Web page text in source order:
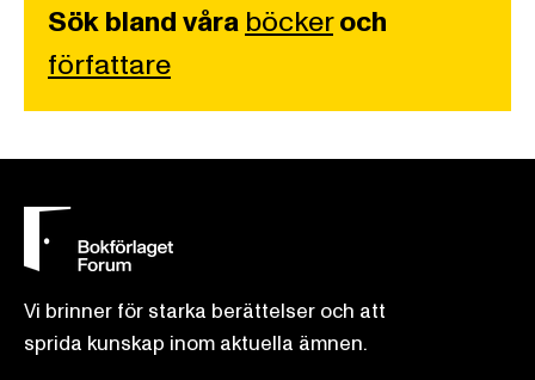
Sök bland våra böckeroch
författare
Vi brinner för starka berättelser och att
sprida kunskap inom aktuella ämnen.